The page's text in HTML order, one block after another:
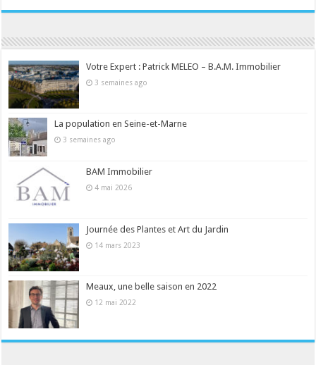
Votre Expert : Patrick MELEO – B.A.M. Immobilier
3 semaines ago
La population en Seine-et-Marne
3 semaines ago
BAM Immobilier
4 mai 2026
Journée des Plantes et Art du Jardin
14 mars 2023
Meaux, une belle saison en 2022
12 mai 2022